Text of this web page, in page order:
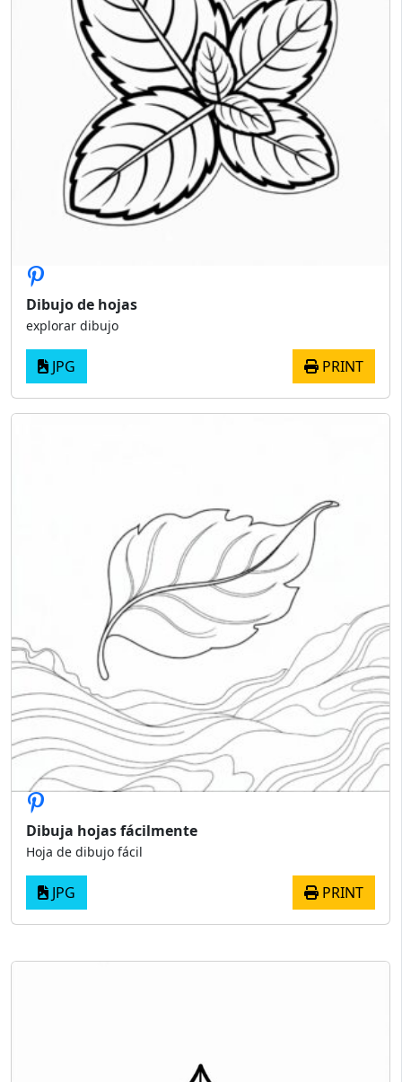
Dibujo de hojas
explorar dibujo
JPG PRINT
Dibuja hojas fácilmente
Hoja de dibujo fácil
JPG PRINT